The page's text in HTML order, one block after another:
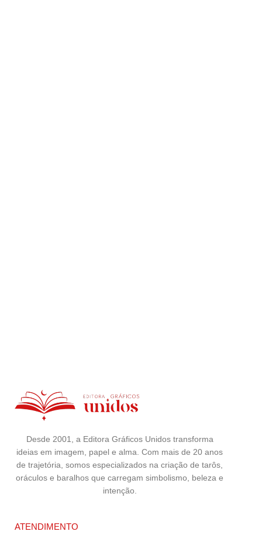
Desde 2001, a Editora Gráficos Unidos transforma
ideias em imagem, papel e alma. Com mais de 20 anos
de trajetória, somos especializados na criação de tarôs,
oráculos e baralhos que carregam simbolismo, beleza e
intenção.
ATENDIMENTO